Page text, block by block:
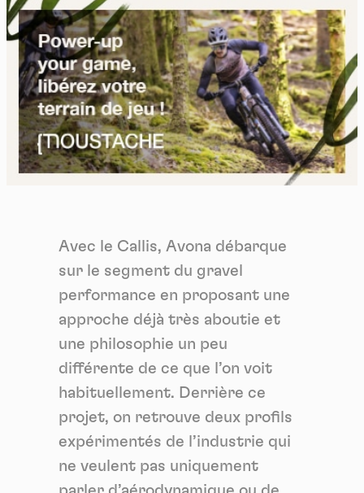
Avec le Callis, Avona débarque
sur le segment du gravel
performance en proposant une
approche déjà très aboutie et
une philosophie un peu
différente de ce que l’on voit
habituellement. Derrière ce
projet, on retrouve deux profils
expérimentés de l’industrie qui
ne veulent pas uniquement